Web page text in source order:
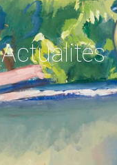
Actualités